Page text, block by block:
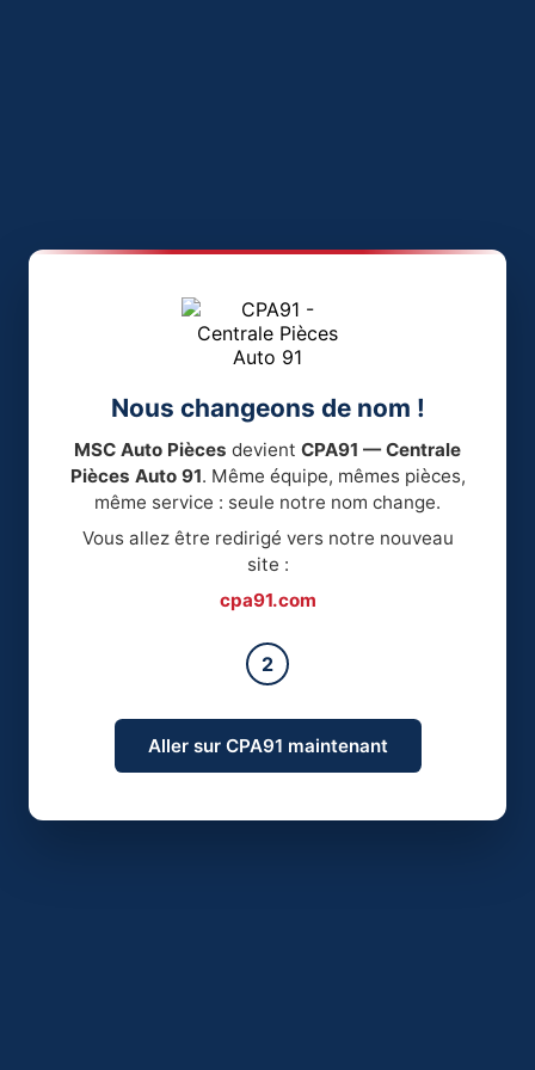
Nous changeons de nom !
MSC Auto Pièces devient CPA91 — Centrale
Pièces Auto 91. Même équipe, mêmes pièces,
même service : seule notre nom change.
Vous allez être redirigé vers notre nouveau
site :
cpa91.com
2
Aller sur CPA91 maintenant